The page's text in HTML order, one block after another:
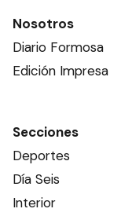
Nosotros
Diario Formosa
Edición Impresa
Secciones
Deportes
Día Seis
Interior